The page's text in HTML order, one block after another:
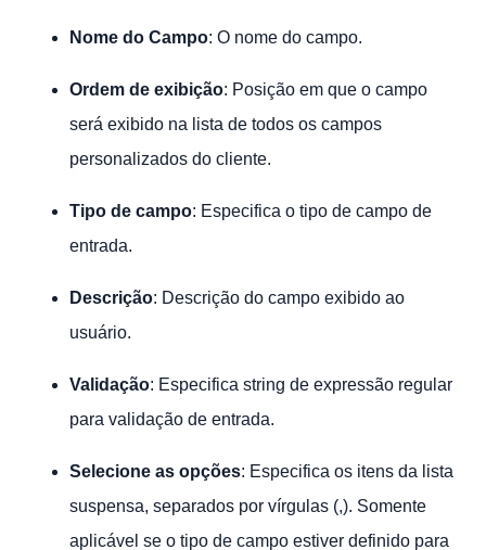
Nome do Campo: O nome do campo.
Ordem de exibição: Posição em que o campo
será exibido na lista de todos os campos
personalizados do cliente.
Tipo de campo: Especifica o tipo de campo de
entrada.
Descrição: Descrição do campo exibido ao
usuário.
Validação: Especifica string de expressão regular
para validação de entrada.
Selecione as opções: Especifica os itens da lista
suspensa, separados por vírgulas (,). Somente
aplicável se o tipo de campo estiver definido para